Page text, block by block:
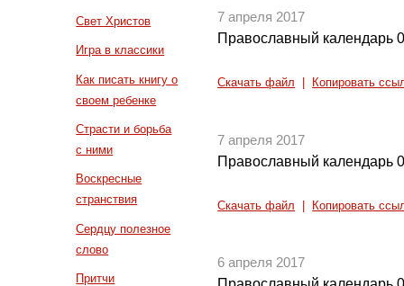
Свет Христов
Игра в классики
Как писать книгу о
своем ребенке
Страсти и борьба
с ними
Воскресные
странствия
Сердцу полезное
слово
Притчи
7 апреля 2017
Православный календарь
Скачать файл Копировать
7 апреля 2017
Православный календарь
Скачать файл Копировать
6 апреля 2017